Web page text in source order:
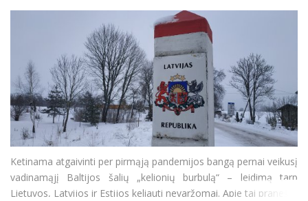
Ketinama atgaivinti per pirmąją pandemijos bangą pernai veikusį
vadinamąjį Baltijos šalių „kelionių burbulą“ – leidimą tarp
Lietuvos, Latvijos ir Estijos keliauti nevaržomai. Apie tai pranešta